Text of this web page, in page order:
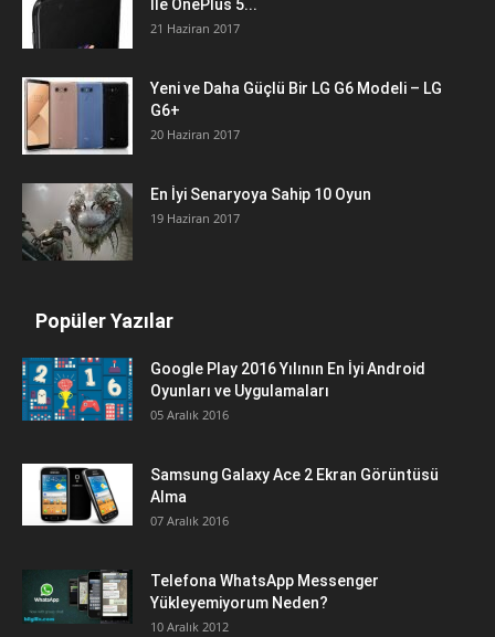
İle OnePlus 5...
21 Haziran 2017
Yeni ve Daha Güçlü Bir LG G6 Modeli – LG
G6+
20 Haziran 2017
En İyi Senaryoya Sahip 10 Oyun
19 Haziran 2017
Popüler Yazılar
Google Play 2016 Yılının En İyi Android
Oyunları ve Uygulamaları
05 Aralık 2016
Samsung Galaxy Ace 2 Ekran Görüntüsü
Alma
07 Aralık 2016
Telefona WhatsApp Messenger
Yükleyemiyorum Neden?
10 Aralık 2012